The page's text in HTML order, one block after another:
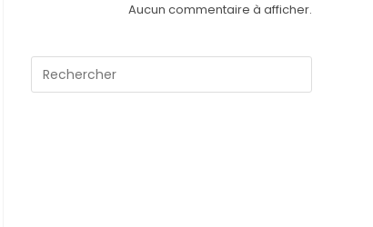
Aucun commentaire à afficher.